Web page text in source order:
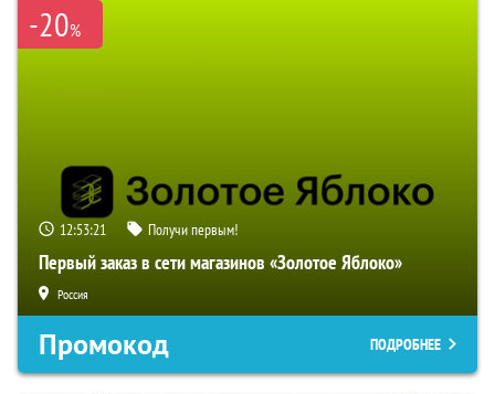
-20%
12:53:20 Получи первым!
Первый заказ в сети магазинов «Золотое Яблоко»
Россия
Промокод ПОДРОБНЕЕ